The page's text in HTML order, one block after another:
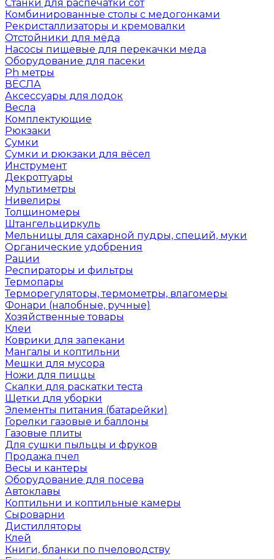
Станки для распечатки сот
Комбинированные столы с медогонками
Рекристаллизаторы и кремовалки
Отстойники для мёда
Насосы пищевые для перекачки меда
Оборудование для пасеки
Ph метры
ВЁСЛА
Аксессуары для лодок
Весла
Комплектующие
Рюкзаки
Сумки
Сумки и рюкзаки для вёсел
Инструмент
Декроттуары
Мультиметры
Нивелиры
Толщиномеры
Штангельциркуль
Мельницы для сахарной пудры, специй, муки
Органические удобрения
Рации
Респираторы и фильтры
Термопары
Терморегуляторы, термометры, влагомеры
Фонари (налобные, ручные)
Хозяйственные товары
Клеи
Коврики для запекани
Мангалы и коптильни
Мешки для мусора
Ножи для пиццы
Скалки для раскатки теста
Щетки для уборки
Элементы питания (батарейки)
Горелки газовые и баллоны
Газовые плиты
Для сушки пыльцы и фруков
Продажа пчел
Весы и кантеры
Оборудование для посева
Автоклавы
Коптильни и коптильные камеры
Сыроварни
Дистилляторы
Клей
Книги, бланки по пчеловодству